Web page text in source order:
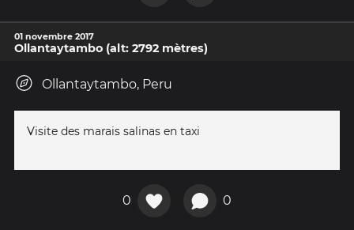
01 novembre 2017
Ollantaytambo (alt: 2792 mètres)
Ollantaytambo, Peru
Visite des marais salinas en taxi
0 0